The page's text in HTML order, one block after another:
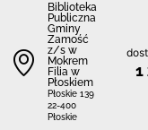
Biblio­teka
Publiczna
Gminy
Zamość
z/s w
Mokrem
Filia w
Płoskiem
Płoskie 139
22-400
Płoskie
1